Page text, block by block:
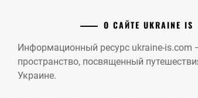
О САЙТЕ UKRAINE IS
Информационный ресурс ukraine-is.com
пространство, посвященный
Украине.